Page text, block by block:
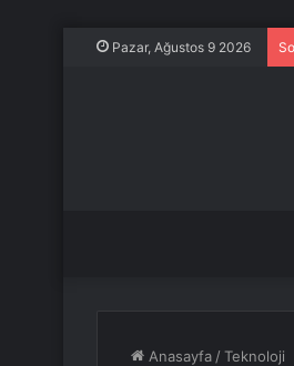
Pazar, Ağustos 9 2026
Anasayfa /Teknoloji